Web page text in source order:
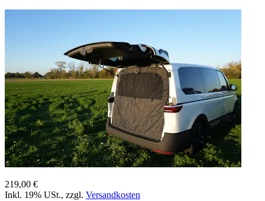
219,00 €
Inkl. 19% USt., zzgl. Versandkosten